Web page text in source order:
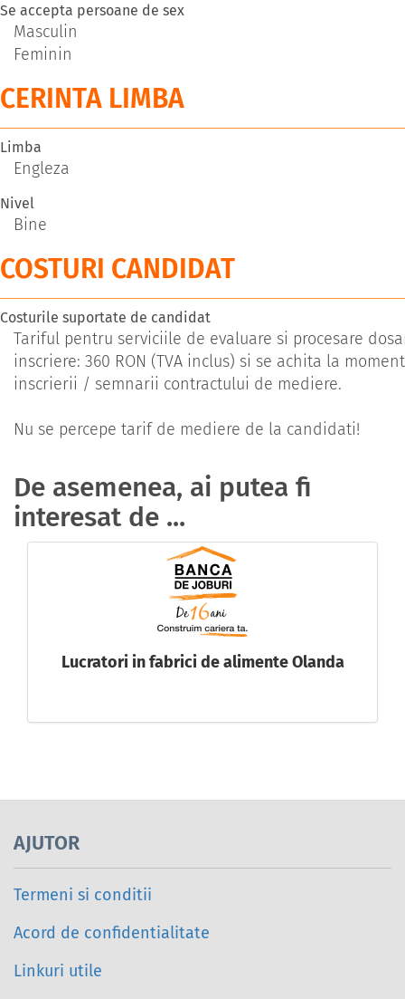
Se accepta persoane de sex
Masculin
Feminin
CERINTA LIMBA
Limba
Engleza
Nivel
Bine
COSTURI CANDIDAT
Costurile suportate de candidat
Tariful pentru serviciile de evaluare si procesare
inscriere: 360 RON (TVA inclus) si se achita la
inscrierii / semnarii contractului de mediere.
Nu se percepe tarif de mediere de la candidati!
De asemenea, ai putea fi
interesat de ...
Lucratori in fabrici de alimente Olanda
AJUTOR
Termeni si conditii
Acord de confidentialitate
Linkuri utile